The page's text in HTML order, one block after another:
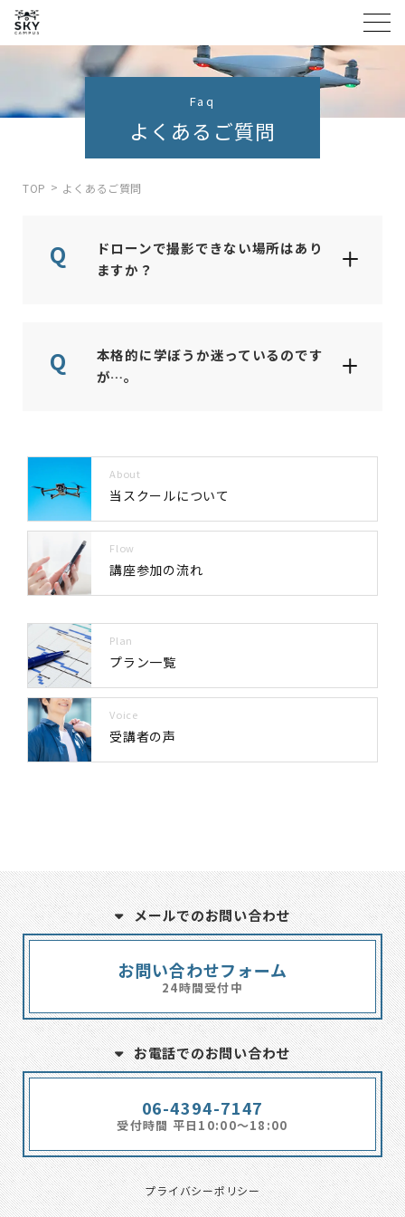
Faq
よくあるご質問
TOP よくあるご質問
ドローンで撮影できない場所はあり
ますか？
本格的に学ぼうか迷っているのです
が…。
About
当スクールについて
Flow
講座参加の流れ
Plan
プラン一覧
Voice
受講者の声
メールでのお問い合わせ
お問い合わせフォーム
24時間受付中
お電話でのお問い合わせ
06-4394-7147
受付時間 平日10:00～18:00
プライバシーポリシー